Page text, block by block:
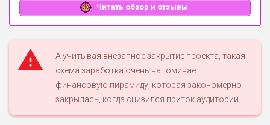
Читать обзор и отзывы
А учитывая внезапное закрытие проекта, такая
схема заработка очень напоминает
финансовую пирамиду, которая закономерно
закрылась, когда снизился приток аудитории.